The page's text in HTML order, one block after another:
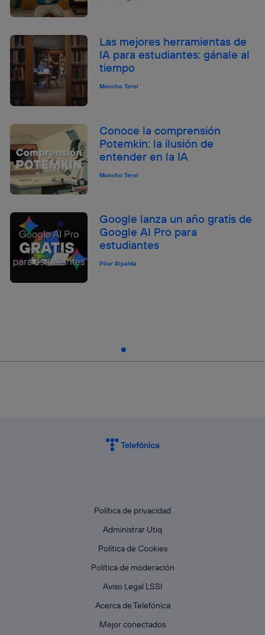
Las mejores herramientas de
IA para estudiantes: gánale al
tiempo
Moncho Terol
Conoce la comprensión
Potemkin: la ilusión de
entender en la IA
Moncho Terol
Google lanza un año gratis de
Google AI Pro para
estudiantes
Pilar Ripalda
Política de privacidad
Administrar Utiq
Política de Cookies
Política de moderación
Aviso Legal LSSI
Acerca de Telefónica
Mejor conectados